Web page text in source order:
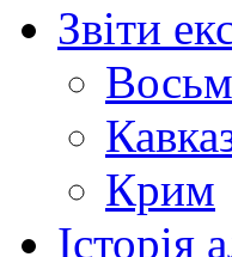
Звіти
Крим
Історія